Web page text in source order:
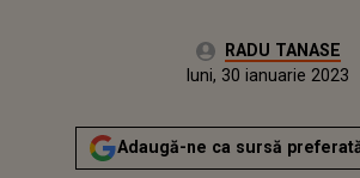
Autor:RADU TANASE
duminică, 30 ianuarie 2022Actualizat:
luni, 30 ianuarie 2023
Adaugă-ne ca sursă